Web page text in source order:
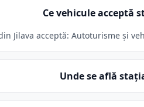
Ce vehicule acceptă
din Jilava acceptă: Autoturisme
Unde se află stația